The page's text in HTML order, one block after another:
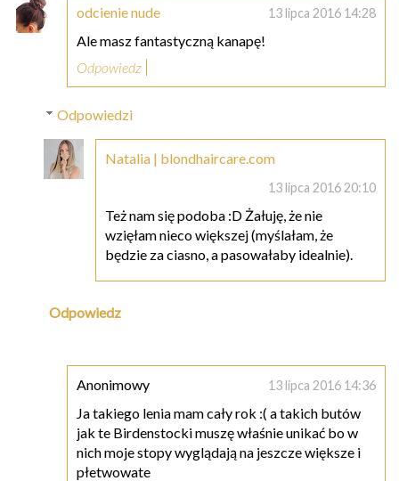
odcienie nude 13 lipca 2016 14:28
Ale masz fantastyczną kanapę!
Odpowiedz
Odpowiedzi
Natalia | blondhaircare.com
13 lipca 2016 20:10
Też nam się podoba :D Żałuję, że nie
wzięłam nieco większej (myślałam, że
będzie za ciasno, a pasowałaby idealnie).
Odpowiedz
Anonimowy 13 lipca 2016 14:36
Ja takiego lenia mam cały rok :( a takich butów
jak te Birdenstocki muszę właśnie unikać bo w
nich moje stopy wyglądają na jeszcze większe i
płetwowate